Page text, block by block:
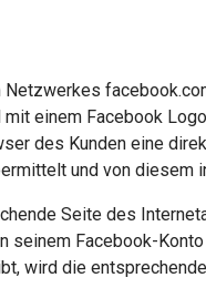
einem Facebook
des Kunden eine
und von diesem
Seite des
Facebook-
wird die